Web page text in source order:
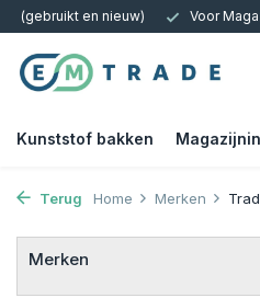
Kantoor, Bedrijf, Particulier
Kunststof bakken
Terug Home Merken
Merken